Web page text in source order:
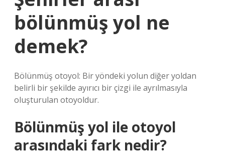
bölünmüş yol ne
demek?
Bölünmüş otoyol: Bir yöndeki yolun diğer yoldan
belirli bir şekilde ayırıcı bir çizgi ile ayrılmasıyla
oluşturulan otoyoldur.
Bölünmüş yol ile otoyol
arasındaki fark nedir?